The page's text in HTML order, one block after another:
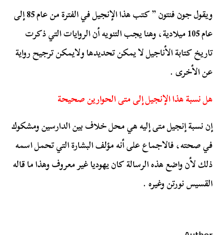
ويقول جون فنتون ” كتب هذا الإنجيل في الفترة من عام 85 إلى
عام 105 ميلادية، وهنا يجب التنويه أن الروايات التي ذكرت
تاريخ كتابة الأناجيل لا يمكن تحديدها ولايمكن ترجيح رواية
عن الأخرى .
هل نسبة هذا الإنجيل إلى متى الحوارين صحيحة
إن نسبة إنجيل متى إليه هي محل خلاف بين الدارسين ومشكوك
في صحته، فالاجماع على أنه مؤلف البشارة التي تحمل اسمه
ذلك لأن واضع هذه الرسالة كان يهوديا غير معروف وهذا ما قاله
القسيس نورتن وغيره .